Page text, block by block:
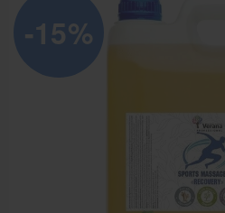
Massage, oliën en lotion
Zalven, crèmes, etherische
-15%